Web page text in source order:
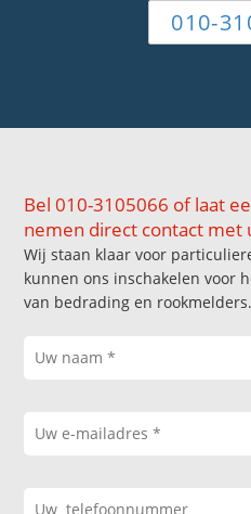
010-
Bel 010-3105066 of laat
nemen direct contact met
Wij staan klaar voor
kunnen ons inschakelen voor
van bedrading en